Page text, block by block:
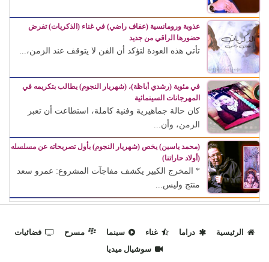
عذوبة ورومانسية (عفاف راضي) في غناء (الذكريات) تفرض
حضورها الراقي من جديد
تأتي هذه العودة لتؤكد أن الفن لا يتوقف عند الزمن،...
في مئوية (رشدي أباظة)، (شهريار النجوم) يطالب بتكريمه في
المهرجانات السينمائية
كان حالة جماهيرية وفنية كاملة، استطاعت أن تعبر
الزمن، وأن...
(محمد ياسين) يخص (شهريار النجوم) بأول تصريحاته عن مسلسله
(أولاد حاراتنا)
* المخرج الكبير يكشف مفاجآت المشروع: عمرو سعد
منتج وليس...
الرئيسية دراما غناء سينما مسرح
فضائيات
سوشيال ميديا